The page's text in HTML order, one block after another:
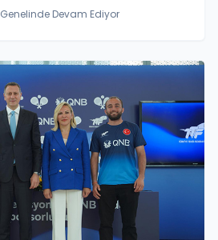
Devam Ediyor